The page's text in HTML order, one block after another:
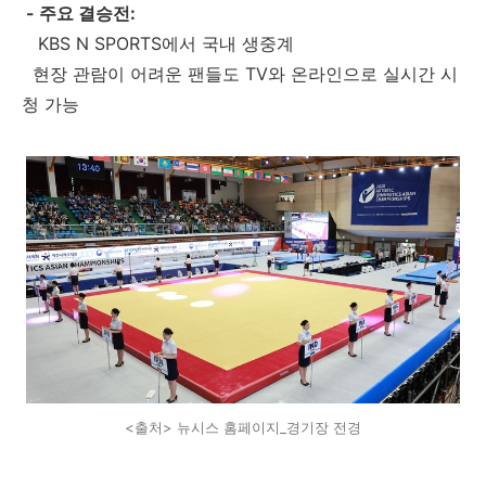
- 주요 결승전:
KBS N SPORTS에서 국내 생중계
현장 관람이 어려운 팬들도 TV와 온라인으로 실시간 시
청 가능
<출처> 뉴시스 홈페이지_경기장 전경